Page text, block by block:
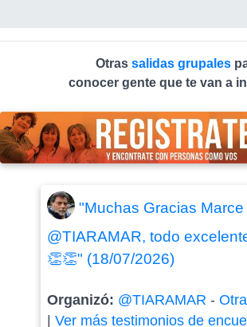
Otras salidas grupales
conocer gente que te van a
"Muchas Gracias Marce
@TIARAMAR, todo
👏👏" (18/07/2026)
Organizó: @TIARAMAR -
Ver más testimonios de